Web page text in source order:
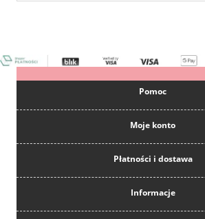
Pomoc
Moje konto
Płatności i dostawa
Informacje